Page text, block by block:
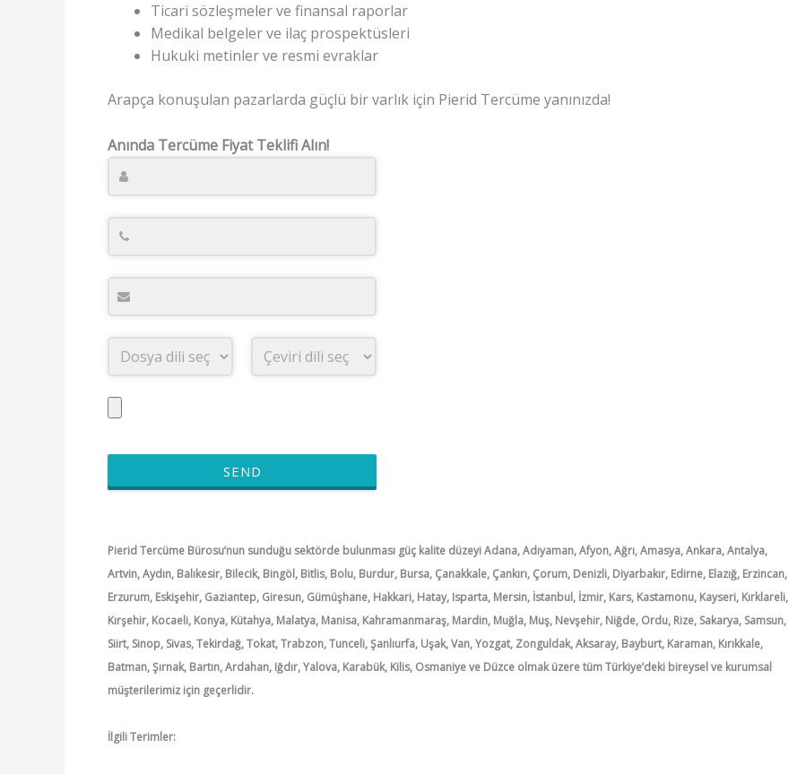
Ticari sözleşmeler ve finansal raporlar
Medikal belgeler ve ilaç prospektüsleri
Hukuki metinler ve resmi evraklar
Arapça konuşulan pazarlarda güçlü bir varlık için Pierid Tercüme yanınızda!
Anında Tercüme Fiyat Teklifi Alın!
SEND
Pierid Tercüme Bürosu’nun sunduğu sektörde bulunması güç kalite düzeyi Adana, Adıyaman, Afyon, Ağrı, Amasya, Ankara, Antalya,
Artvin, Aydın, Balıkesir, Bilecik, Bingöl, Bitlis, Bolu, Burdur, Bursa, Çanakkale, Çankırı, Çorum, Denizli, Diyarbakır, Edirne, Elazığ, Erzincan,
Erzurum, Eskişehir, Gaziantep, Giresun, Gümüşhane, Hakkari, Hatay, Isparta, Mersin, İstanbul, İzmir, Kars, Kastamonu, Kayseri, Kırklareli,
Kırşehir, Kocaeli, Konya, Kütahya, Malatya, Manisa, Kahramanmaraş, Mardin, Muğla, Muş, Nevşehir, Niğde, Ordu, Rize, Sakarya, Samsun,
Siirt, Sinop, Sivas, Tekirdağ, Tokat, Trabzon, Tunceli, Şanlıurfa, Uşak, Van, Yozgat, Zonguldak, Aksaray, Bayburt, Karaman, Kırıkkale,
Batman, Şırnak, Bartın, Ardahan, Iğdır, Yalova, Karabük, Kilis, Osmaniye ve Düzce olmak üzere tüm Türkiye’deki bireysel ve kurumsal
müşterilerimiz için geçerlidir.
İlgili Terimler: